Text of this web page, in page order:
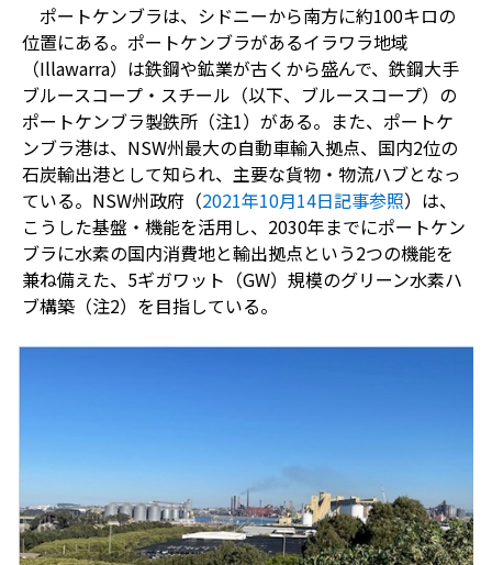
ポートケンブラは、シドニーから南方に約100キロの
位置にある。ポートケンブラがあるイラワラ地域
（Illawarra）は鉄鋼や鉱業が古くから盛んで、鉄鋼大手
ブルースコープ・スチール（以下、ブルースコープ）の
ポートケンブラ製鉄所（注1）がある。また、ポートケ
ンブラ港は、NSW州最大の自動車輸入拠点、国内2位の
石炭輸出港として知られ、主要な貨物・物流ハブとなっ
ている。NSW州政府（2021年10月14日記事参照）は、
こうした基盤・機能を活用し、2030年までにポートケン
ブラに水素の国内消費地と輸出拠点という2つの機能を
兼ね備えた、5ギガワット（GW）規模のグリーン水素ハ
ブ構築（注2）を目指している。